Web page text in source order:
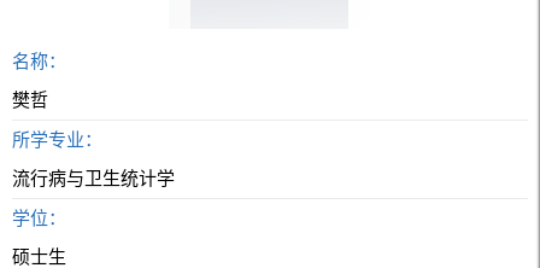
名称：
樊哲
所学专业：
流行病与卫生统计学
学位：
硕士生